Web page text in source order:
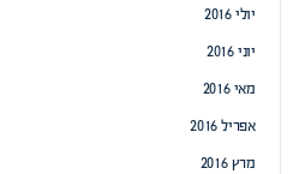
יולי 2016
יוני 2016
מאי 2016
אפריל 2016
מרץ 2016